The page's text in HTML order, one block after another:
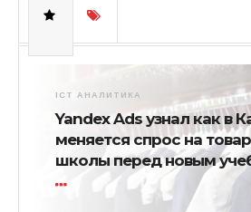
ICT АНАЛИТИКА
Yandex Ads узнал как в
меняется спрос на
школы перед новым